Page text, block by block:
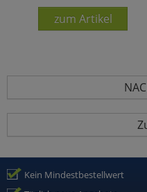
zum Artikel
Kein Mindestbestellwert